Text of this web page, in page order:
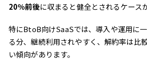
20％前後に収まると健全とされるケース
特にBtoB向けSaaSでは、導入や運用に
る分、継続利用されやすく、解約率は比
い傾向があります。